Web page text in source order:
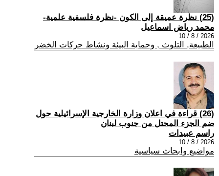
(25) نظرة عميقة إلى الكون -نظرة فلسفية علمية-
محمد رياض اسماعيل
2026 / 8 / 10
الطبيعة, التلوث , وحماية البيئة ونشاط حركات الخضر
(26) قراءة في اعلان وزارة الخارجية الإسرائيلية حول
ضم الجزء المحتل من جنوب لبنان
راسم عبيدات
2026 / 8 / 10
مواضيع وابحاث سياسية